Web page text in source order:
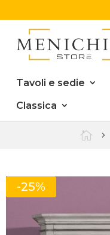
Tavoli e sedie
Classica

-25%